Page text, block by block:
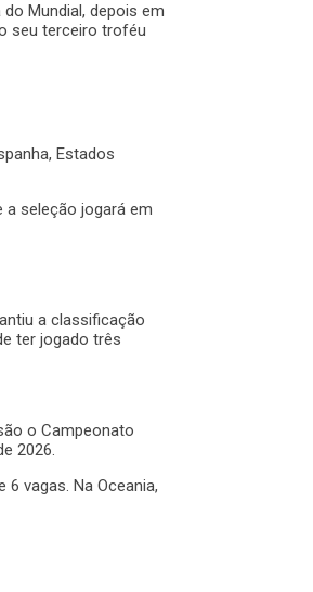
Mundial, depois em
seu terceiro troféu
Estados
a seleção jogará em
a classificação
ter jogado três
o Campeonato
2026.
6 vagas. Na Oceania,